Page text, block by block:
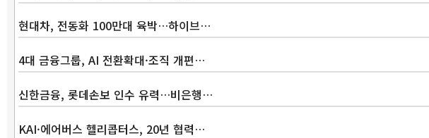
현대차, 전동화 100만대 육박…하이브…
4대 금융그룹, AI 전환확대·조직 개편…
신한금융, 롯데손보 인수 유력…비은행…
KAI·에어버스 헬리콥터스, 20년 협력…